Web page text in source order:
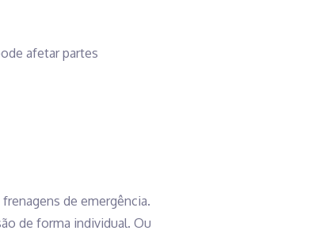
afetar partes
de emergência.
de forma individual. Ou